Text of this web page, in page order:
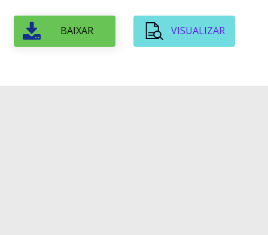
BAIXAR VISUALIZAR